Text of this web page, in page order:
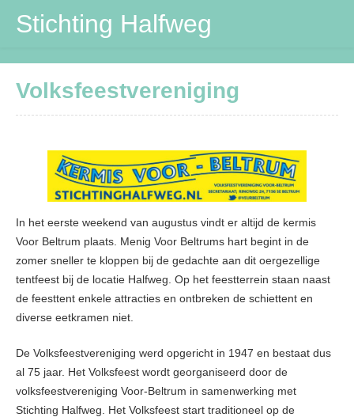
Stichting Halfweg
Stichting Halfweg
Volksfeestvereniging
Maïspotters
Verbouwing
Contactpersonen
Volksfeestvereniging
In het eerste weekend van augustus vindt er altijd de kermis
Voor Beltrum plaats. Menig Voor Beltrums hart begint in de
zomer sneller te kloppen bij de gedachte aan dit oergezellige
tentfeest bij de locatie Halfweg. Op het feestterrein staan naast
de feesttent enkele attracties en ontbreken de schiettent en
diverse eetkramen niet.
De Volksfeestvereniging werd opgericht in 1947 en bestaat dus
al 75 jaar. Het Volksfeest wordt georganiseerd door de
volksfeestvereniging Voor-Beltrum in samenwerking met
Stichting Halfweg. Het Volksfeest start traditioneel op de